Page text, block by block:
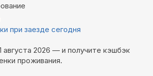
при заезде сегодня
августа 2026 — и получите кэшбэк
проживания.